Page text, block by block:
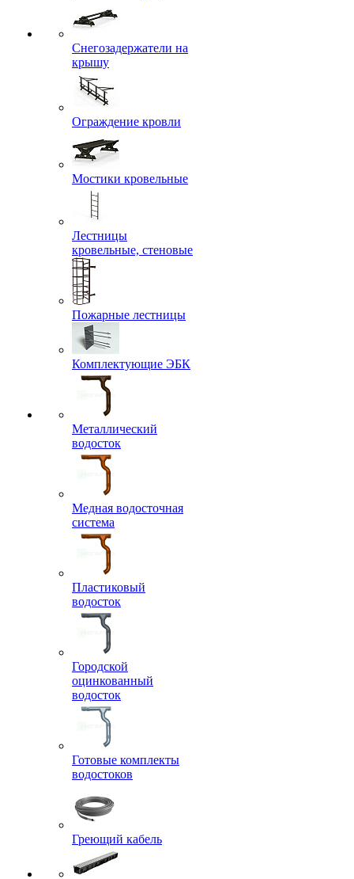
Снегозадержатели на
крышу
Ограждение кровли
Мостики кровельные
Лестницы
кровельные, стеновые
Пожарные лестницы
Комплектующие ЭБК
Металлический
водосток
Медная водосточная
система
Пластиковый
водосток
Городской
оцинкованный
водосток
Готовые комплекты
водостоков
Греющий кабель